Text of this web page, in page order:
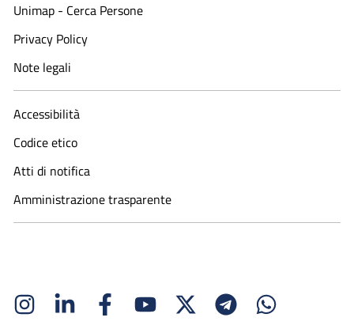
Unimap - Cerca Persone
Privacy Policy
Note legali
Accessibilità
Codice etico
Atti di notifica
Amministrazione trasparente